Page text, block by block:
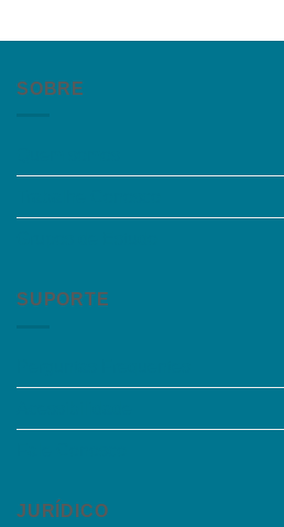
SOBRE
SUPORTE
JURÍDICO